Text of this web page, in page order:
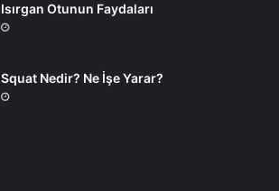
Isırgan Otunun Faydaları
Squat Nedir? Ne İşe Yarar?